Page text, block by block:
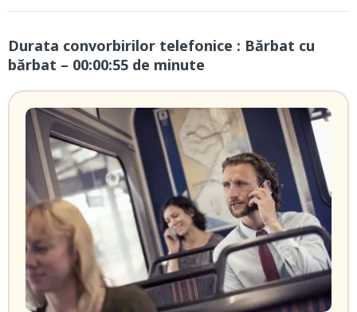
Durata convorbirilor telefonice : Bărbat cu
bărbat – 00:00:55 de minute